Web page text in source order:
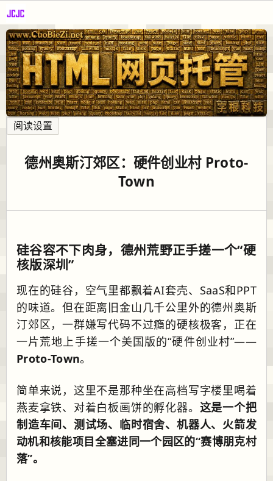
阅读设置
德州奥斯汀郊区：硬件创业村 Proto-
Town
硅谷容不下肉身，德州荒野正手搓一个“硬
核版深圳”
现在的硅谷，空气里都飘着AI套壳、SaaS和PPT
的味道。但在距离旧金山几千公里外的德州奥斯
汀郊区，一群嫌写代码不过瘾的硬核极客，正在
一片荒地上手搓一个美国版的“硬件创业村”——
Proto-Town。
简单来说，这里不是那种坐在高档写字楼里喝着
燕麦拿铁、对着白板画饼的孵化器。 这是一个把
制造车间、测试场、临时宿舍、机器人、火箭发
动机和核能项目全塞进同一个园区的“赛博朋克村
落”。